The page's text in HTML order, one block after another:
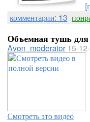
комментарии: 13
Объемная тушь
Avon_moderator 15-
Смотреть это видео